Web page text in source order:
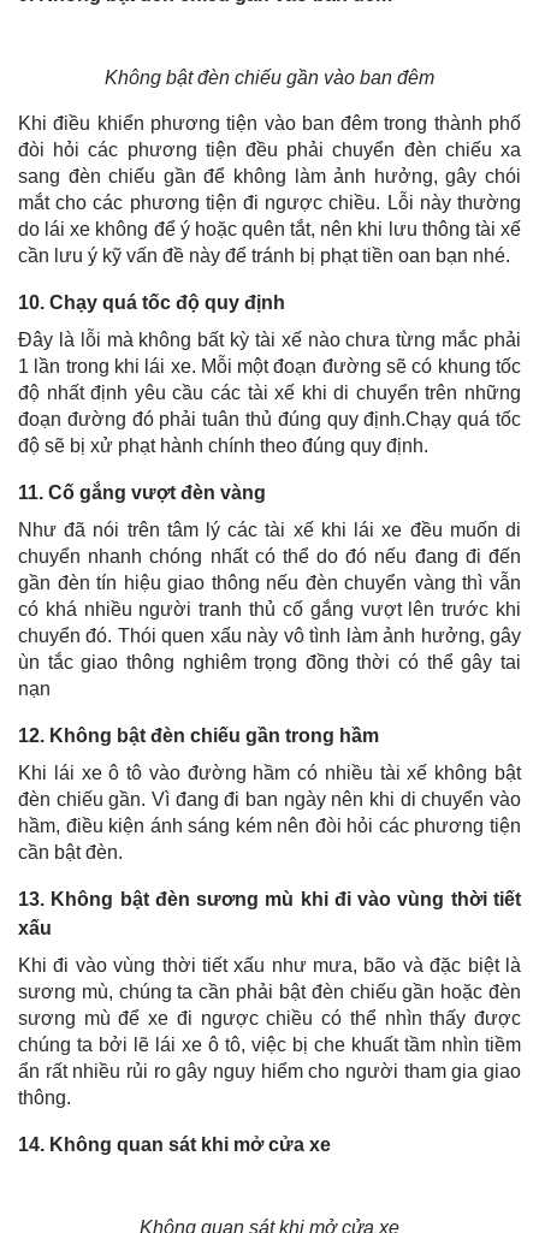
Không bật đèn chiếu gần vào ban đêm
Khi điều khiển phương tiện vào ban đêm trong thành phố
đòi hỏi các phương tiện đều phải chuyển đèn chiếu xa
sang đèn chiếu gần để không làm ảnh hưởng, gây chói
mắt cho các phương tiện đi ngược chiều. Lỗi này thường
do lái xe không để ý hoặc quên tắt, nên khi lưu thông tài xế
cần lưu ý kỹ vấn đề này để tránh bị phạt tiền oan bạn nhé.
10. Chạy quá tốc độ quy định
Đây là lỗi mà không bất kỳ tài xế nào chưa từng mắc phải
1 lần trong khi lái xe. Mỗi một đoạn đường sẽ có khung tốc
độ nhất định yêu cầu các tài xế khi di chuyển trên những
đoạn đường đó phải tuân thủ đúng quy định.Chạy quá tốc
độ sẽ bị xử phạt hành chính theo đúng quy định.
11. Cố gắng vượt đèn vàng
Như đã nói trên tâm lý các tài xế khi lái xe đều muốn di
chuyển nhanh chóng nhất có thể do đó nếu đang đi đến
gần đèn tín hiệu giao thông nếu đèn chuyển vàng thì vẫn
có khá nhiều người tranh thủ cố gắng vượt lên trước khi
chuyển đó. Thói quen xấu này vô tình làm ảnh hưởng, gây
ùn tắc giao thông nghiêm trọng đồng thời có thể gây tai
nạn
12. Không bật đèn chiếu gần trong hầm
Khi lái xe ô tô vào đường hầm có nhiều tài xế không bật
đèn chiếu gần. Vì đang đi ban ngày nên khi di chuyển vào
hầm, điều kiện ánh sáng kém nên đòi hỏi các phương tiện
cần bật đèn.
13. Không bật đèn sương mù khi đi vào vùng thời tiết
xấu
Khi đi vào vùng thời tiết xấu như mưa, bão và đặc biệt là
sương mù, chúng ta cần phải bật đèn chiếu gần hoặc đèn
sương mù để xe đi ngược chiều có thể nhìn thấy được
chúng ta bởi lẽ lái xe ô tô, việc bị che khuất tầm nhìn tiềm
ẩn rất nhiều rủi ro gây nguy hiểm cho người tham gia giao
thông.
14. Không quan sát khi mở cửa xe
Không quan sát khi mở cửa xe